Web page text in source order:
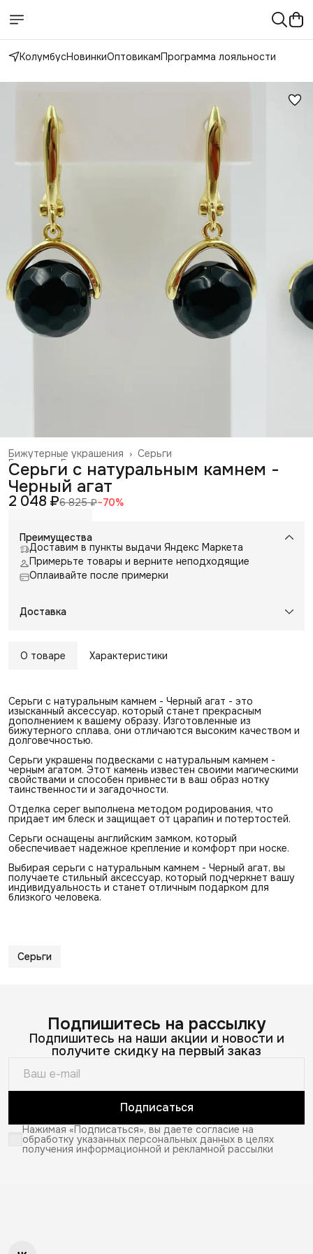
КолумбусНовинкиОптовикамПрограмма лояльности
Серьги
Бижутерные украшения ›
Галантерея и аксессуары
Главная ›
Серьги с натуральным камнем -
Черный агат
2 048 ₽6 825 ₽−70%
Преимущества
Доставим в пункты выдачи Яндекс Маркета
Примерьте товары и верните неподходящие
Оплаивайте после примерки
Доставка
О товаре Характеристики
Серьги с натуральным камнем - Черный агат - это
изысканный аксессуар, который станет прекрасным
дополнением к вашему образу. Изготовленные из
бижутерного сплава, они отличаются высоким качеством и
долговечностью.
Серьги украшены подвесками с натуральным камнем -
черным агатом. Этот камень известен своими магическими
свойствами и способен привнести в ваш образ нотку
таинственности и загадочности.
Отделка серег выполнена методом родирования, что
придает им блеск и защищает от царапин и потертостей.
Серьги оснащены английским замком, который
обеспечивает надежное крепление и комфорт при носке.
Выбирая серьги с натуральным камнем - Черный агат, вы
получаете стильный аксессуар, который подчеркнет вашу
индивидуальность и станет отличным подарком для
близкого человека.
Серьги
Подпишитесь на рассылку
Подпишитесь на наши акции и новости и
получите скидку на первый заказ
Подписаться
Нажимая «Подписаться», вы даете согласие на
обработку указанных персональных данных в целях
получения информационной и рекламной рассылки